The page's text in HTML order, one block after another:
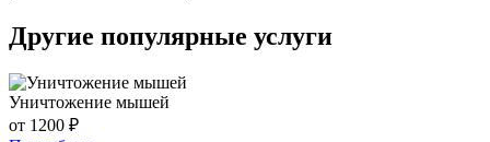
Другие популярные услуги
Уничтожение мышей
от 1200 ₽